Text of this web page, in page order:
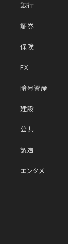
銀行
証券
保険
FX
暗号資産
建設
公共
製造
エンタメ